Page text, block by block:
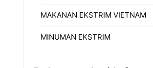
MAKANAN EKSTRIM VIETNAM
MINUMAN EKSTRIM